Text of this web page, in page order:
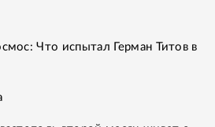
Что испытал Герман Титов в